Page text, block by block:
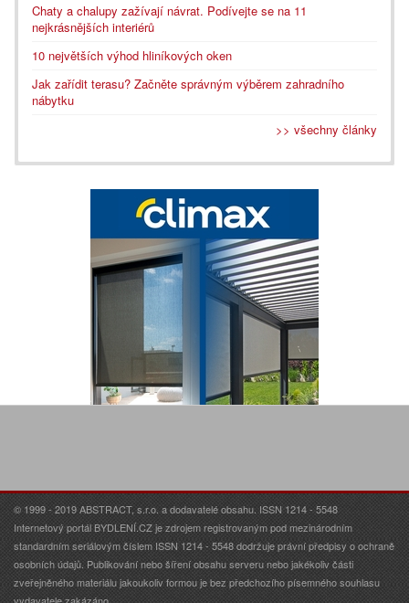
Chaty a chalupy zažívají návrat. Podívejte se na 11
nejkrásnějších interiérů
10 největších výhod hliníkových oken
Jak zařídit terasu? Začněte správným výběrem zahradního
nábytku
>> všechny články
© 1999 - 2019 ABSTRACT, s.r.o. a dodavatelé obsahu. ISSN 1214 - 5548
Internetový portál BYDLENÍ.CZ je zdrojem registrovaným pod mezinárodním
standardním seriálovým číslem ISSN 1214 - 5548 dodržuje právní předpisy o ochraně
osobních údajů. Publikování nebo šíření obsahu serveru nebo jakékoliv části
zveřejněného materiálu jakoukoliv formou je bez předchozího písemného souhlasu